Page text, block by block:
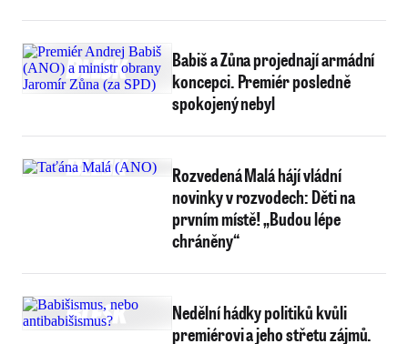
Babiš a Zůna projednají armádní
koncepci. Premiér posledně
spokojený nebyl
Rozvedená Malá hájí vládní
novinky v rozvodech: Děti na
prvním místě! „Budou lépe
chráněny“
Nedělní hádky politiků kvůli
premiérovi a jeho střetu zájmů.